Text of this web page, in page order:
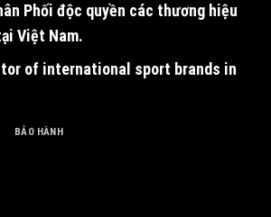
Phối độc quyền các thương hiệu
Việt Nam.
of international sport brands in
BẢO HÀNH